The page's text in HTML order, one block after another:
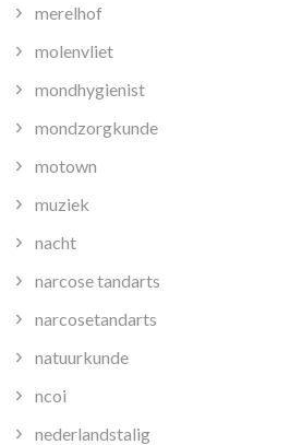
merelhof
molenvliet
mondhygienist
mondzorgkunde
motown
muziek
nacht
narcose tandarts
narcosetandarts
natuurkunde
ncoi
nederlandstalig